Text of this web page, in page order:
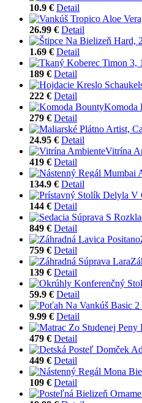
10.9 € Detail
26.99 € Detail
1.69 € Detail
189 € Detail
222 € Detail
Komoda
279 € Detail
24.95 € Detail
Vitrína
419 € Detail
134.9 € Detail
144 € Detail
849 € Detail
759 € Detail
139 € Detail
59.9 € Detail
9.99 € Detail
479 € Detail
449 € Detail
109 € Detail